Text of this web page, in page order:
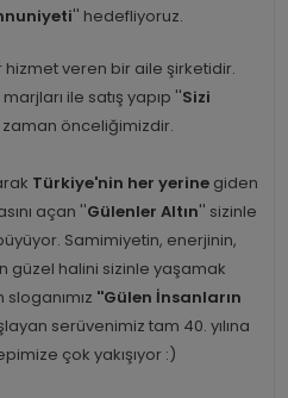
'' hedefliyoruz.
hizmet veren bir aile şirketidir.
ile satış yapıp ''Sizi
önceliğimizdir.
Türkiye'nin her yerinegiden
açan ''Gülenler Altın'' sizinle
Samimiyetin, enerjinin,
güzel halini sizinle yaşamak
''Gülen İnsanların
serüvenimiz tam 40. yılına
çok yakışıyor :)